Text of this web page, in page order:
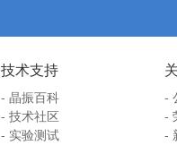
技术支持
- 晶振百科
- 技术社区
- 实验测试
-
-
-